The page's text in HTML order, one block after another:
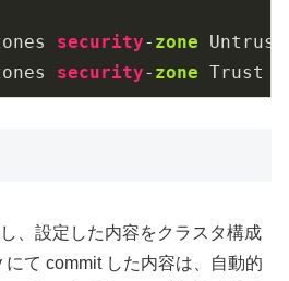
security- zone
security- zone Trust
、設定した内容をクラスタ構成
て commit した内容は、自動的